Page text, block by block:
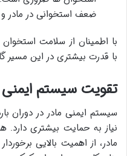
ضعف استخوانی در مادر و
با اطمینان از سلامت
با قدرت بیشتری در این مسیر
تقویت سیستم ایمنی
سیستم ایمنی مادر در دوران
نیاز به حمایت بیشتری دارد.
مادر، از اهمیت بالایی